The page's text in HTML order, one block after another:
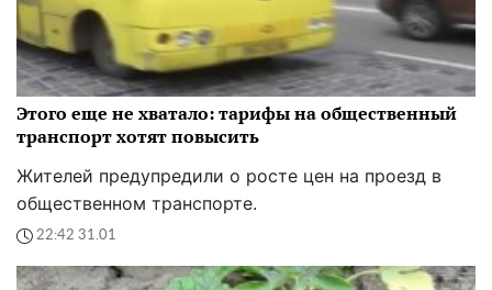
Этого еще не хватало: тарифы на общественный
транспорт хотят повысить
Жителей предупредили о росте цен на проезд в
общественном транспорте.
22:42 31.01